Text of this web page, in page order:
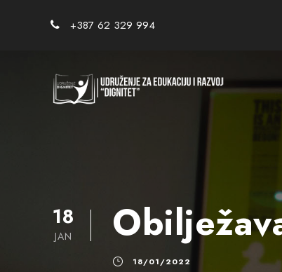
+387 62 329 994
18
JAN
18/01/2022